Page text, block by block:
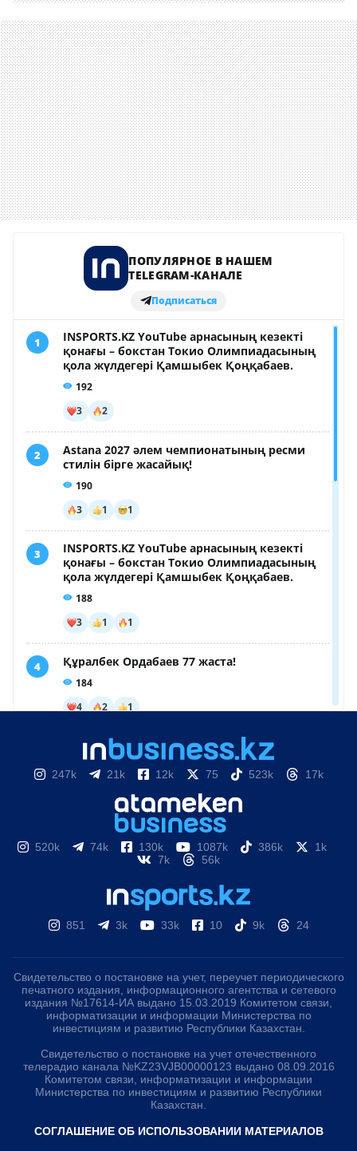
247k 21k 12k 75 523k 17k
520k 74k 130k 1087k 386k
1k
7k
56k
851 3k 33k 10 9k 24
Свидетельство о постановке на учет, переучет периодического
печатного издания, информационного агентства и сетевого
издания №17614-ИА выдано 15.03.2019 Комитетом связи,
информатизации и информации Министерства по
инвестициям и развитию Республики Казахстан.
Свидетельство о постановке на учет отечественного
телерадио канала №KZ23VJB00000123 выдано 08.09.2016
Комитетом связи, информатизации и информации
Министерства по инвестициям и развитию Республики
Казахстан.
СОГЛАШЕНИЕ ОБ ИСПОЛЬЗОВАНИИ МАТЕРИАЛОВ